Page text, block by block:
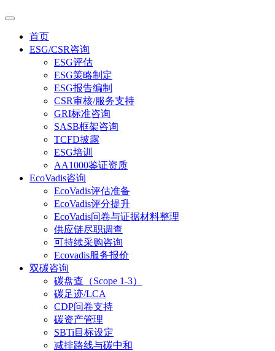
首页
ESG/CSR咨询
ESG评估
ESG策略制定
ESG报告编制
CSR审核/服务支持
GRI标准咨询
SASB框架咨询
TCFD披露
ESG培训
AA1000鉴证资质
EcoVadis咨询
EcoVadis评估准备
EcoVadis评分提升
EcoVadis问卷与证据材料整理
供应链尽职调查
可持续采购咨询
Ecovadis服务报价
双碳咨询
碳盘查（Scope 1-3）
碳足迹/LCA
CDP问卷支持
碳资产管理
SBTi目标设定
减排路线与碳中和